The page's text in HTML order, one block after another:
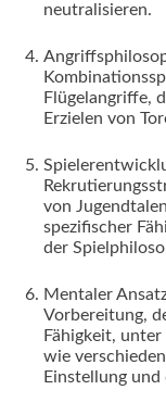
neutralisieren.
Flügelangriffe,
Erzielen von
von
spezifischer
der
Mentaler
Vorbereitung,
Fähigkeit,
wie
Einstellung und